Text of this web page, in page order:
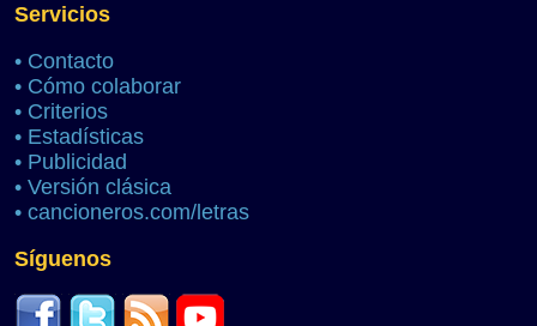
Servicios
• Contacto
• Cómo colaborar
• Criterios
• Estadísticas
• Publicidad
• Versión clásica
• cancioneros.com/letras
Síguenos